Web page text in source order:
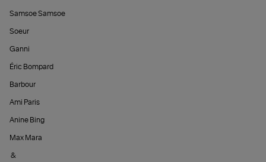
Samsoe Samsoe
Soeur
Ganni
Éric Bompard
Barbour
Ami Paris
Anine Bing
Max Mara
&